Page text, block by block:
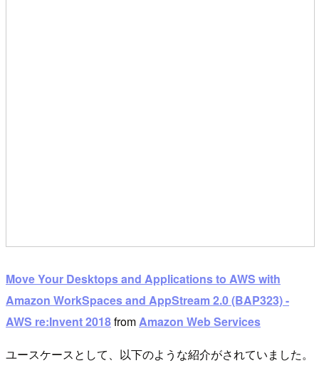
Move Your Desktops and Applications to AWS with
Amazon WorkSpaces and AppStream 2.0 (BAP323) -
AWS re:Invent 2018fromAmazon Web Services
ユースケースとして、以下のような紹介がされていました。